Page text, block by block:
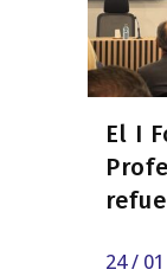
El I
24 /